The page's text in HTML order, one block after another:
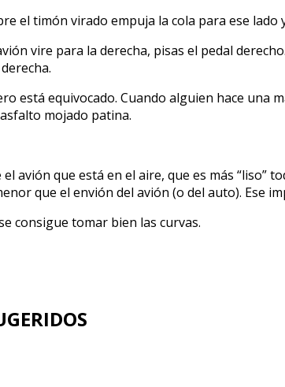
el timón virado empuja la cola para ese
vire para la derecha, pisas el pedal
está equivocado. Cuando alguien hace
mojado patina.
avión que está en el aire, que es más “liso”
que el envión del avión (o del auto). Ese
consigue tomar bien las curvas.